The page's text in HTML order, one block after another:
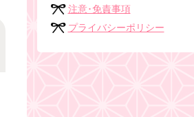
注意･免責事項
プライバシーポリシー